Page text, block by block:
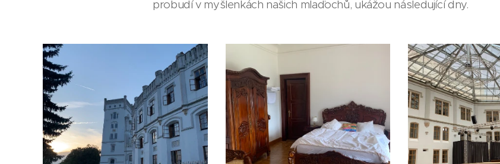
probudí v myšlenkách našich mlaďochů, ukážou následující dny.